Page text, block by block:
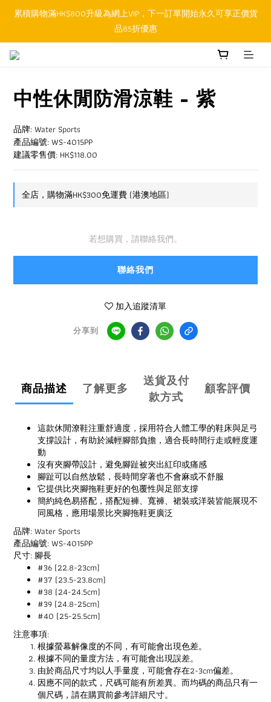
順豐香港SFHK APP取件通知功能將取代SMS短訊
累積購物滿HK$800升級為網上VIP，下一訂單開始永久可享正價貨
品85折優惠
順豐香港SFHK APP取件通知功能將取代SMS短訊
中性休閒防滑涼鞋 - 紫
品牌: Water Sports
產品編號: WS-4015PP
建議零售價: HK$118.00
全店，購物滿HK$300免運費 (港澳地區)
若想購買，請聯絡我們。
聯絡我們
加入追蹤清單
分享到
商品描述 了解更多
送貨及付
款方式
顧客評價
這款休閒潦鞋注重舒適度，採用符合人體工學的鞋床與足弓
支撐設計，有助於減輕腳部負擔，適合長時間行走或輕度運
動
沒有夾腳帶設計，避免腳趾被夾出紅印或痛感
腳趾可以自然放鬆，長時間穿著也不會麻或不舒服
它提供比夾腳拖鞋更好的包覆性與足部支撐
簡約純色易搭配，搭配短褲、寬褲、裙裝或洋裝皆能展現不
同風格，應用場景比夾腳拖鞋更廣泛
品牌: Water Sports
產品編號: WS-4015PP
尺寸: 腳長
#36 (22.8-23cm)
#37 (23.5-23.8cm)
#38 (24-24.5cm)
#39 (24.8-25cm)
#40 (25-25.5cm)
注意事項:
根據螢幕解像度的不同，有可能會出現色差。
根據不同的量度方法，有可能會出現誤差。
由於商品尺寸均以人手量度，可能會存在2-3cm偏差。
因應不同的款式，尺碼可能有所差異。而均碼的商品只有一
個尺碼，請在購買前參考詳細尺寸。